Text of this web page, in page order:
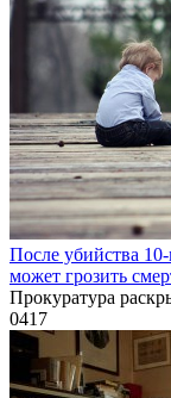
После убийства
может грозить
Прокуратура
0417